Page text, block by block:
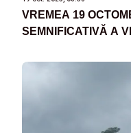
VREMEA 19
SEMNIFICATIVĂ A